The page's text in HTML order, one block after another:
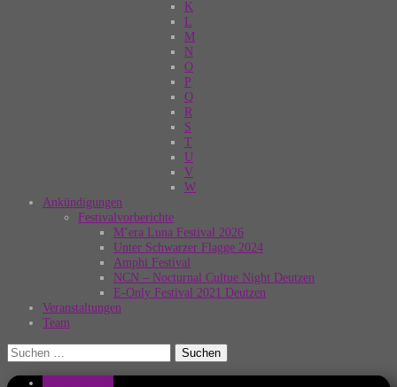
K
L
M
N
O
P
Q
R
S
T
U
V
W
Ankündigungen
Festivalvorberichte
M’era Luna Festival 2026
Unter Schwarzer Flagge 2024
Amphi Festival
NCN – Nocturnal Cultue Night Deutzen
E-Only Festival 2021 Deutzen
Veranstaltungen
Team
Suchen
nach: